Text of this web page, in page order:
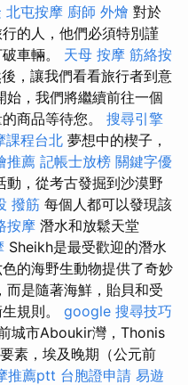
北屯按摩 廚師 外燴 對於
的人，他們必須特別謹
車輛。 天母 按摩 筋絡按
，讓我們看看旅行者到意
始，我們將繼續前往一個
商品等待您。 搜尋引擎
課程台北 夢想中的楔子，
推薦 記帳士放榜 關鍵字優
動，從考古發掘到沙漠野
撥筋 每個人都可以發現該
按摩 潛水和放鬆天堂
Sheikh是最受歡迎的潛水
的海野生動物提供了奇妙
而是隨著海鮮，貽貝和受
規則。 google 搜尋技巧
城市Aboukir灣，Thonis
素，埃及晚期（公元前
推薦ptt 台胞證申請 易遊